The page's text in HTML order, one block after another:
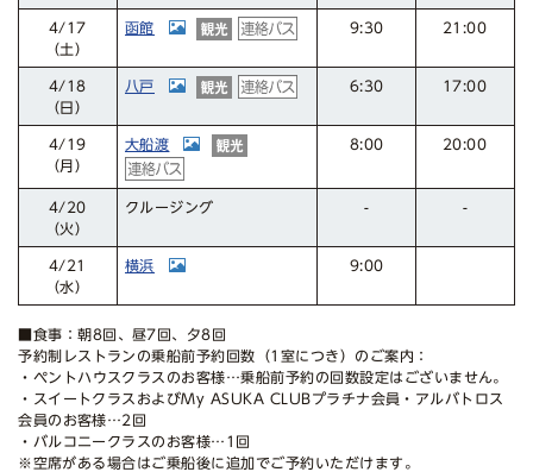
4/17
（土）
函館 9:30 21:00
4/18
（日）
八戸 6:30 17:00
4/19
（月）
大船渡 8:00 20:00
4/20
（火）
クルージング - -
4/21
（水）
横浜 9:00
■食事：朝8回、昼7回、夕8回
予約制レストランの乗船前予約回数（1室につき）のご案内：
・ペントハウスクラスのお客様…乗船前予約の回数設定はございません。
・スイートクラスおよびMy ASUKA CLUBプラチナ会員・アルバトロス
会員のお客様…2回
・バルコニークラスのお客様…1回
※空席がある場合はご乗船後に追加でご予約いただけます。